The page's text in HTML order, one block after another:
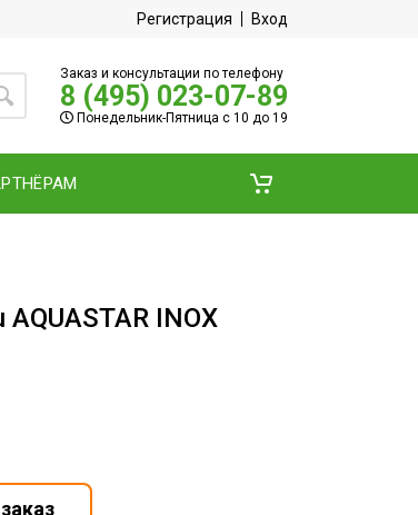
Регистрация Вход
Заказ и консультации по телефону
8 (495) 023-07-89
Понедельник-Пятница с 10 до 19
INOX